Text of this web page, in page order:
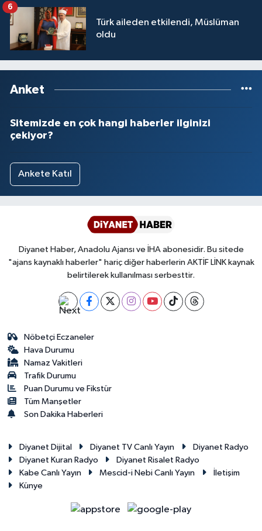
Türk aileden etkilendi, Müslüman
oldu
6
Anket
Sitemizde en çok hangi haberler ilginizi
çekiyor?
Ankete Katıl
Diyanet Haber, Anadolu Ajansı ve İHA abonesidir. Bu sitede
"ajans kaynaklı haberler" hariç diğer haberlerin AKTİF LİNK kaynak
belirtilerek kullanılması serbesttir.
Nöbetçi Eczaneler
Hava Durumu
Namaz Vakitleri
Trafik Durumu
Puan Durumu ve Fikstür
Tüm Manşetler
Son Dakika Haberleri
Diyanet Dijital Diyanet TV Canlı Yayın
Diyanet Radyo
Diyanet Kuran Radyo
Diyanet Risalet Radyo
Kabe Canlı Yayın
Mescid-i Nebi Canlı Yayın
İletişim
Künye